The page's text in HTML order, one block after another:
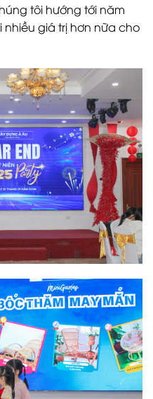
tôi hướng tới năm
giá trị hơn nữa cho